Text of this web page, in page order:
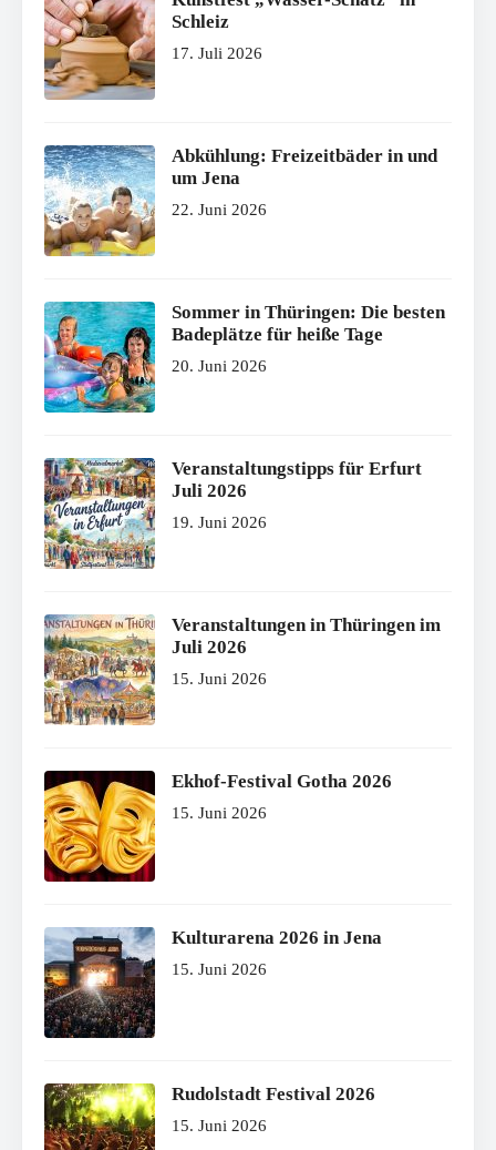
Schleiz
17. Juli 2026
Abkühlung: Freizeitbäder in und
um Jena
22. Juni 2026
Sommer in Thüringen: Die besten
Badeplätze für heiße Tage
20. Juni 2026
Veranstaltungstipps für Erfurt
Juli 2026
19. Juni 2026
Veranstaltungen in Thüringen im
Juli 2026
15. Juni 2026
Ekhof-Festival Gotha 2026
15. Juni 2026
Kulturarena 2026 in Jena
15. Juni 2026
Rudolstadt Festival 2026
15. Juni 2026